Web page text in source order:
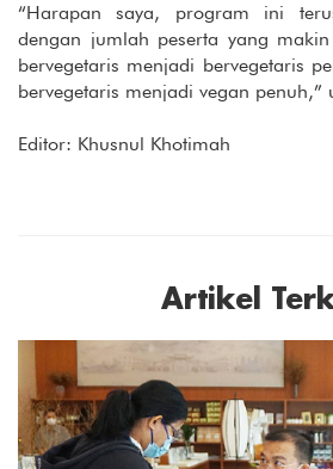
“Harapan saya, program ini
dengan jumlah peserta yang
bervegetaris menjadi bervegetaris
bervegetaris menjadi vegan penuh,”
Editor: Khusnul Khotimah
Artikel